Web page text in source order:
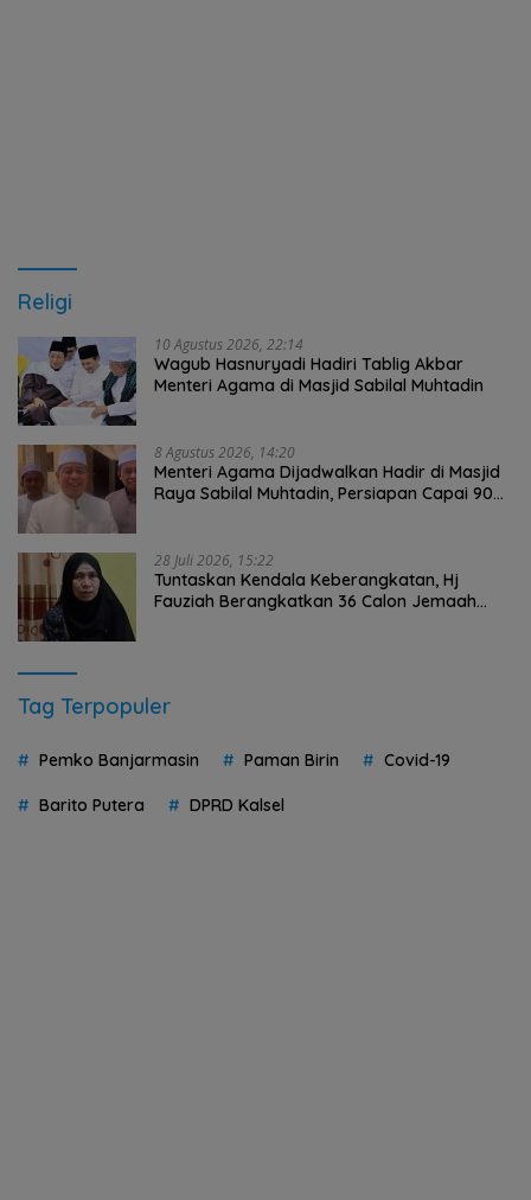
Religi
10 Agustus 2026, 22:14
Wagub Hasnuryadi Hadiri Tablig Akbar
Menteri Agama di Masjid Sabilal Muhtadin
8 Agustus 2026, 14:20
Menteri Agama Dijadwalkan Hadir di Masjid
Raya Sabilal Muhtadin, Persiapan Capai 90
28 Juli 2026, 15:22
Tuntaskan Kendala Keberangkatan, Hj
Fauziah Berangkatkan 36 Calon Jemaah
Tag Terpopuler
Pemko Banjarmasin Paman Birin Covid-19
Barito Putera DPRD Kalsel